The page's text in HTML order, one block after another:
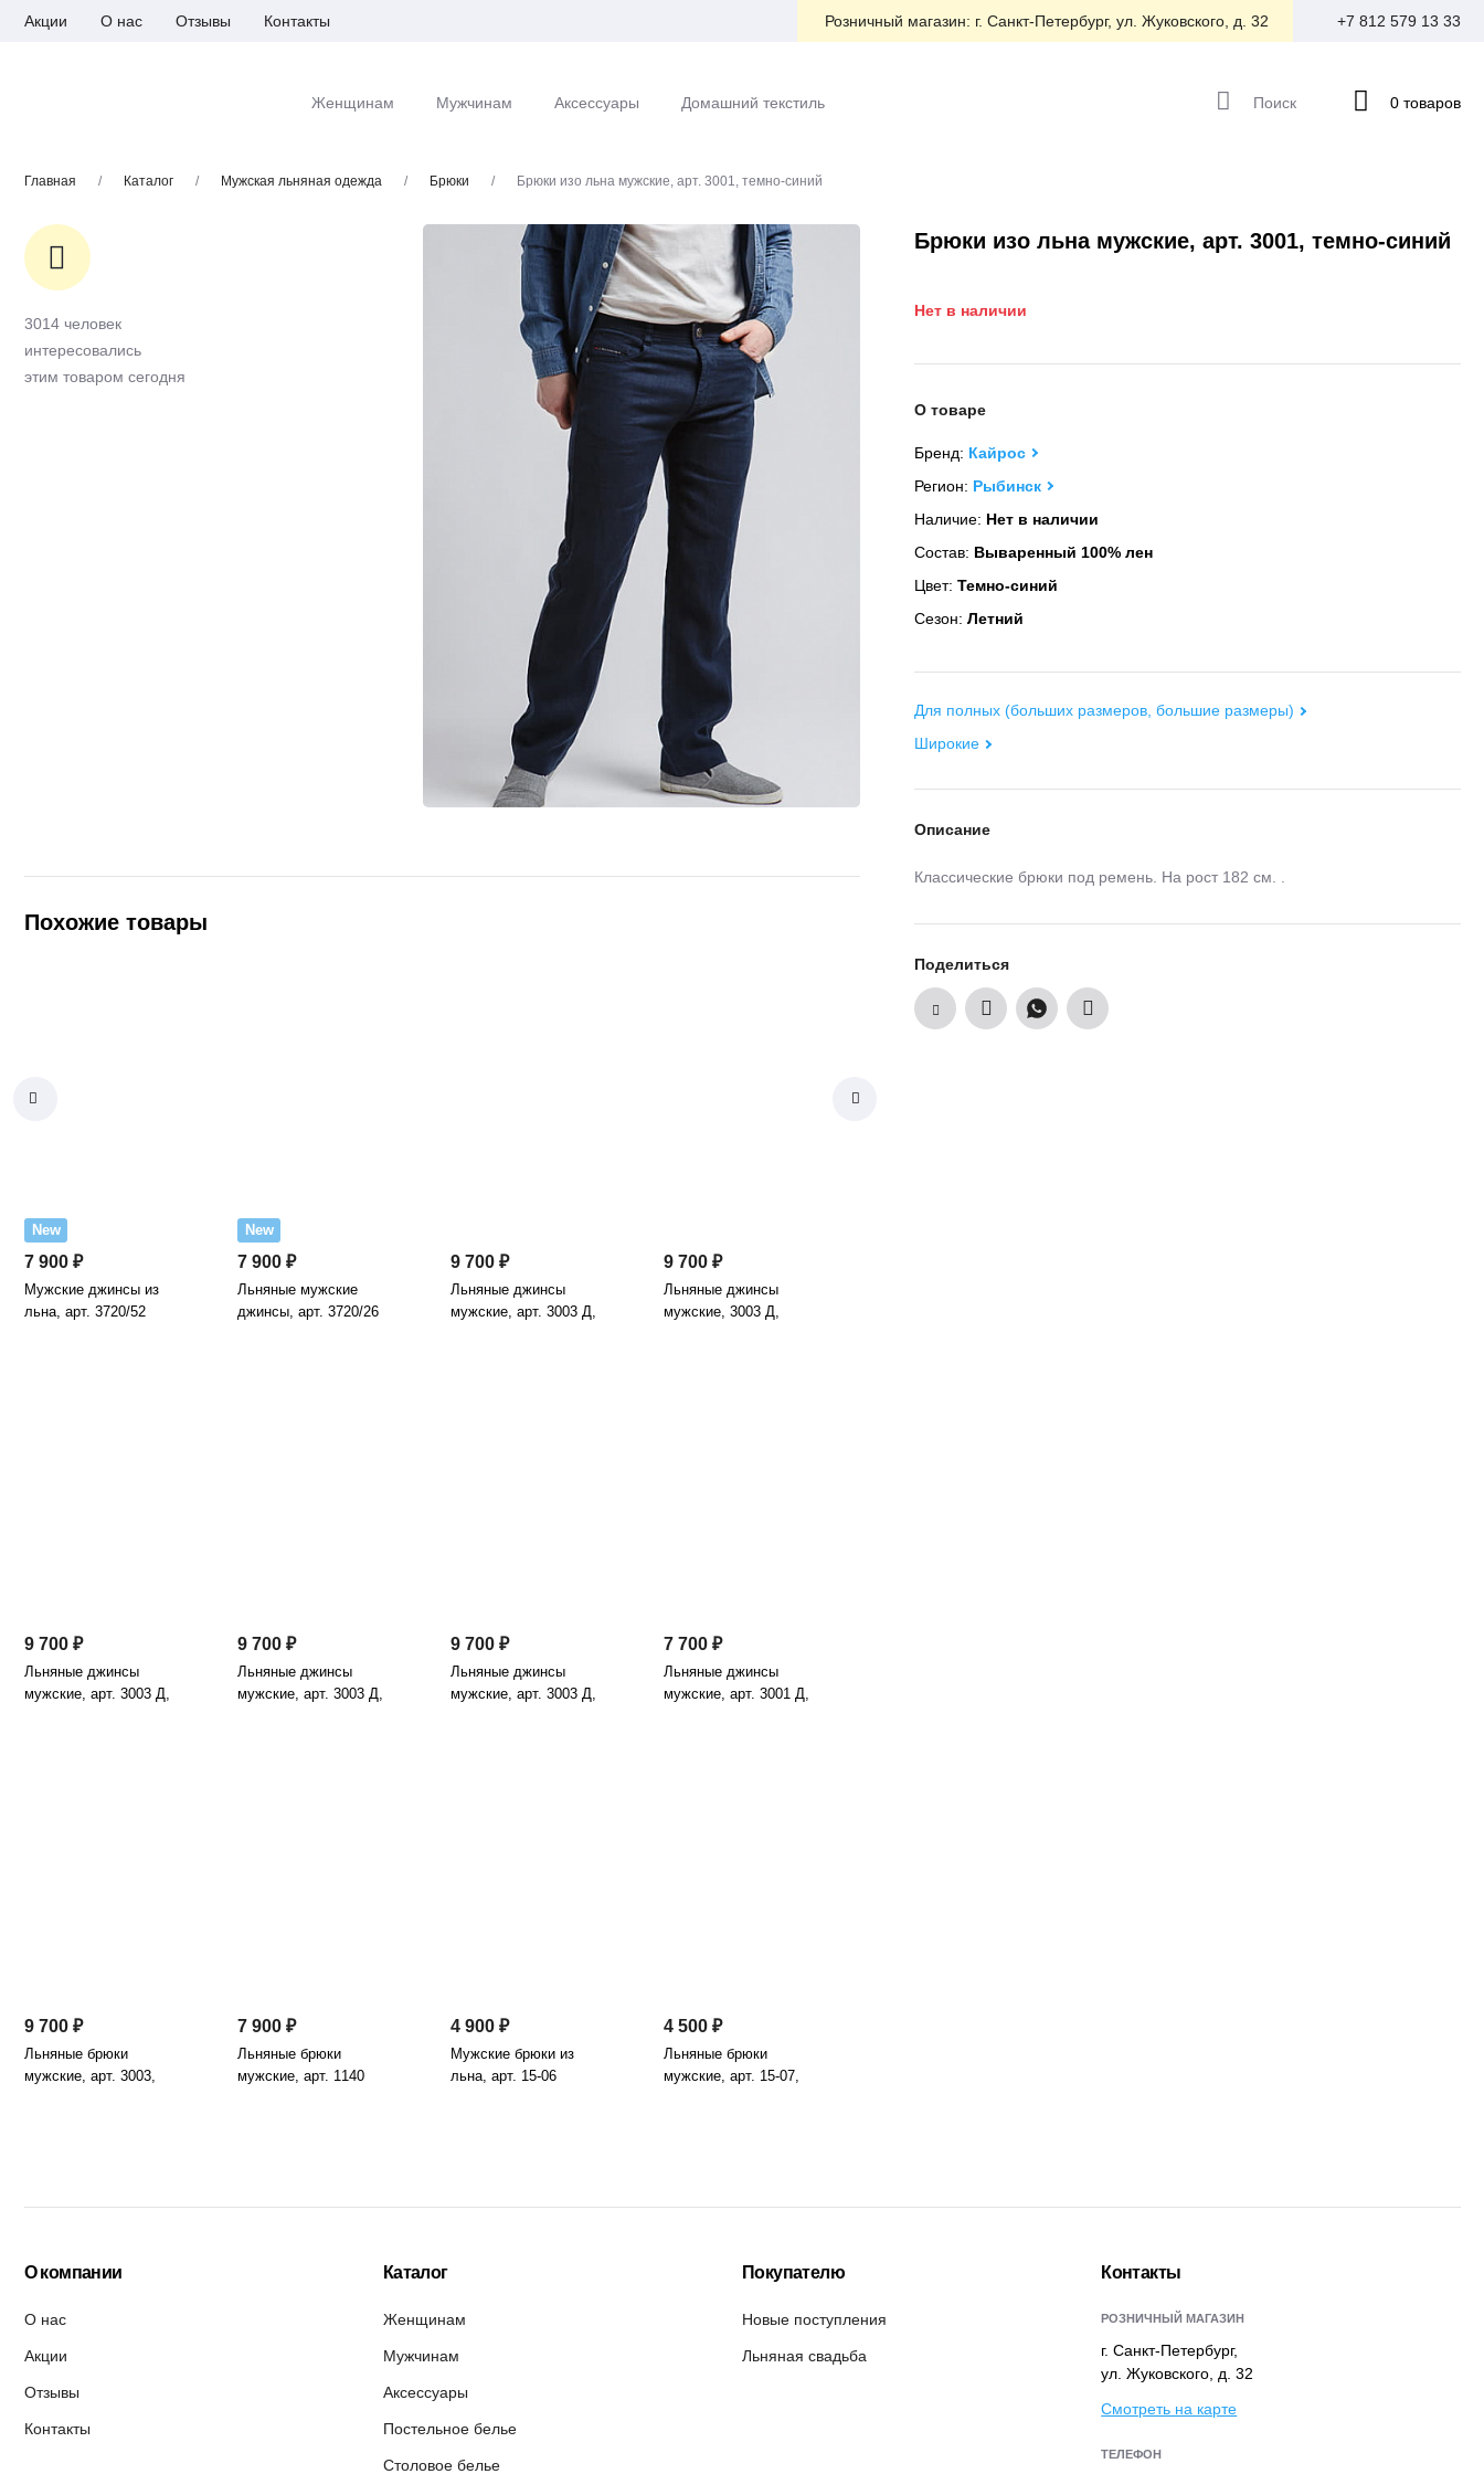
Акции О нас Отзывы Контакты Розничный магазин: г. Санкт-Петербург, ул. Жуковского, д. 32 +7 812 579 13 33
Женщинам Мужчинам Аксессуары Домашний текстиль Поиск 0 товаров
Главная / Каталог / Мужская льняная одежда / Брюки / Брюки изо льна мужские, арт. 3001, темно-синий
Брюки изо льна мужские, арт. 3001, темно-синий
Нет в наличии
О товаре
Бренд: Кайрос
Регион: Рыбинск
Наличие: Нет в наличии
Состав: Вываренный 100% лен
Цвет: Темно-синий
Сезон: Летний
Для полных (больших размеров, большие размеры)
Широкие
Описание
Классические брюки под ремень. На рост 182 см. .
Поделиться
3014 человек
интересовались
этим товаром сегодня
Похожие товары
New
7 900 ₽
Мужские джинсы из
льна, арт. 3720/52
New
7 900 ₽
Льняные мужские
джинсы, арт. 3720/26
9 700 ₽
Льняные джинсы
мужские, арт. 3003 Д,
9 700 ₽
Льняные джинсы
мужские, 3003 Д,
9 700 ₽
Льняные джинсы
мужские, арт. 3003 Д,
9 700 ₽
Льняные джинсы
мужские, арт. 3003 Д,
9 700 ₽
Льняные джинсы
мужские, арт. 3003 Д,
7 700 ₽
Льняные джинсы
мужские, арт. 3001 Д,
9 700 ₽
Льняные брюки
мужские, арт. 3003,
7 900 ₽
Льняные брюки
мужские, арт. 1140
4 900 ₽
Мужские брюки из
льна, арт. 15-06
4 500 ₽
Льняные брюки
мужские, арт. 15-07,
О компании
О нас
Акции
Отзывы
Контакты
Каталог
Женщинам
Мужчинам
Аксессуары
Постельное белье
Столовое белье
Покупателю
Новые поступления
Льняная свадьба
Контакты
РОЗНИЧНЫЙ МАГАЗИН
г. Санкт-Петербург,
ул. Жуковского, д. 32
Смотреть на карте
ТЕЛЕФОН